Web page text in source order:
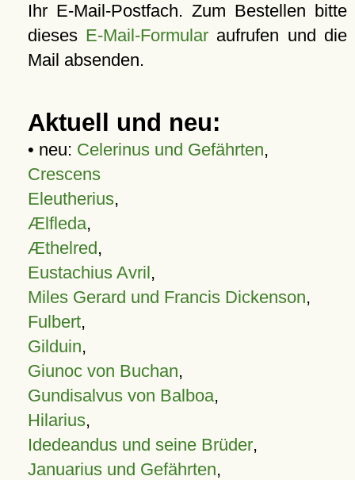
Ihr E-Mail-Postfach. Zum Bestellen bitte
dieses E-Mail-Formular aufrufen und die
Mail absenden.
Aktuell und neu:
• neu: Celerinus und Gefährten,
Crescens
Eleutherius,
Ælfleda,
Æthelred,
Eustachius Avril,
Miles Gerard und Francis Dickenson,
Fulbert,
Gilduin,
Giunoc von Buchan,
Gundisalvus von Balboa,
Hilarius,
Idedeandus und seine Brüder,
Januarius und Gefährten,